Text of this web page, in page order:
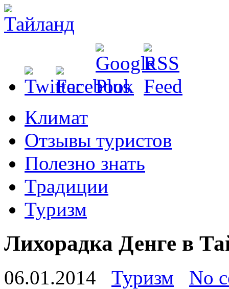
Климат
Отзывы туристов
Полезно знать
Традиции
Туризм
Лихорадка Денге в
06.01.2014 Туризм No